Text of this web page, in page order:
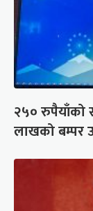
२५० रुपैयाँको
लाखको बम्पर